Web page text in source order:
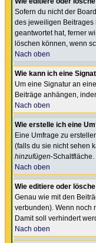
Sofern du nicht der
des jeweiligen Beitrages
geantwortet hat, ferner
löschen können, wenn
Nach oben
Wie kann ich eine
Um eine Signatur an
Beiträge anhängen,
Nach oben
Wie erstelle ich eine
Eine Umfrage zu
(falls du sie nicht sehen
hinzufügen-
Nach oben
Wie editiere oder
Genau wie mit den
verbunden). Wenn noch
Damit soll verhindert
Nach oben